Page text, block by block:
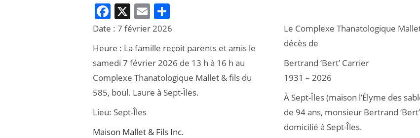
F
a
c
e
b
o
o
k
X E
m
ai
l
ar
ta
g
er
Date :7 février 2026
Heure : La famille reçoit parents et amis le
samedi 7 février 2026 de 13 h à 16 h au
Complexe Thanatologique Mallet & fils du
585, boul. Laure à Sept-Îles.
Lieu: Sept-Îles
Maison Mallet & Fils Inc.
Le Complexe Thanatologique
décès de
Bertrand ‘Bert’ Carrier
1931 – 2026
À Sept-Îles (maison l’Élyme des
de 94 ans, monsieur Bertrand
domicilié à Sept-Îles.